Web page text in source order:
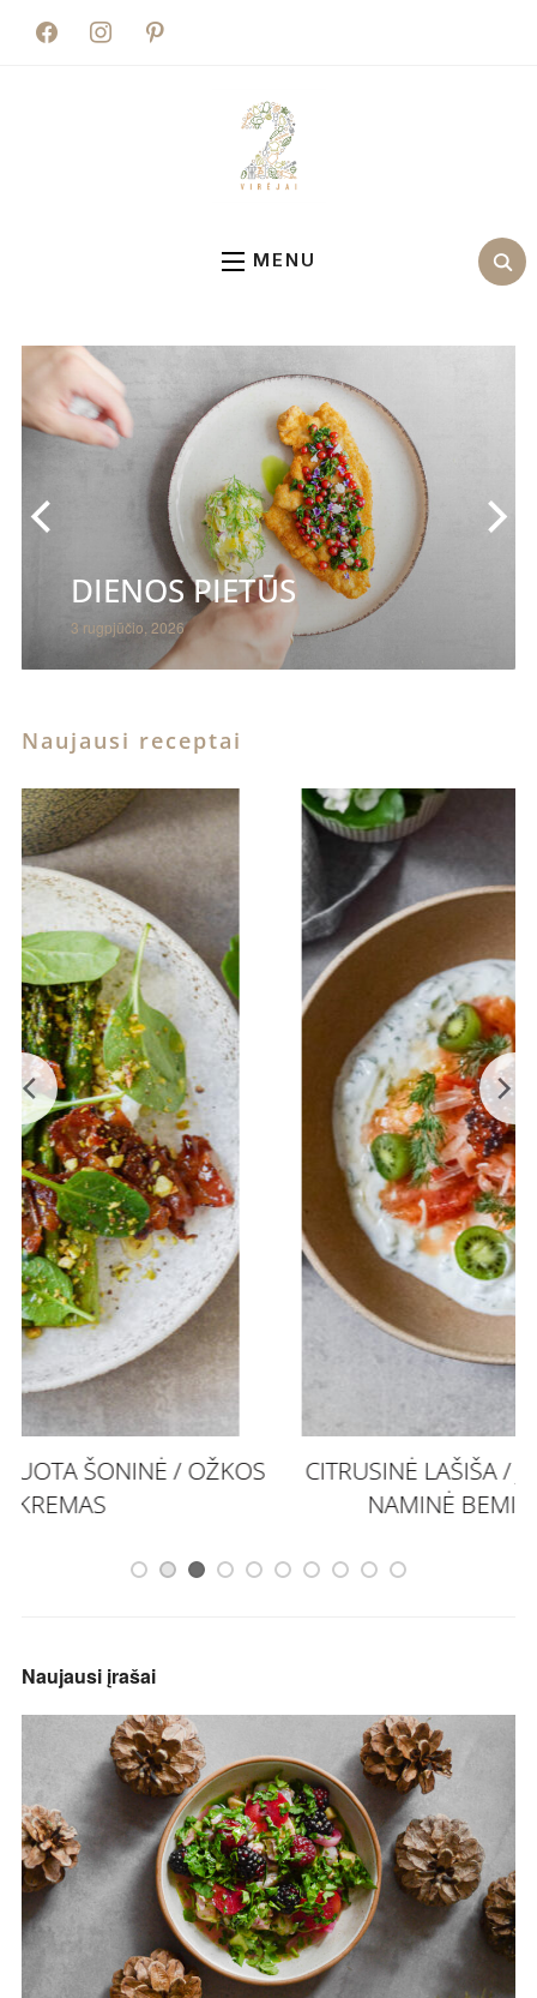
facebookinstagrampinterest
MENU
DIENOS PIETŪS
3 rugpjūčio, 2026
Naujausi receptai
CITRUSINĖ LAŠIŠA / JOGURTO KREMAS /
NAMINĖ BEMIELĖ DUONELĖ
Naujausi įrašai